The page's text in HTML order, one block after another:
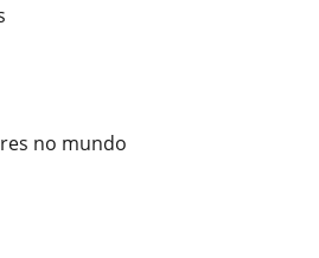
no mundo